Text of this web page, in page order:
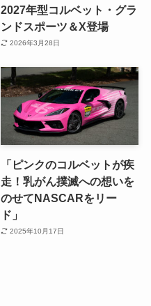
2027年型コルベット・グラ
ンドスポーツ＆X登場
2026年3月28日
「ピンクのコルベットが疾
走！乳がん撲滅への想いを
のせてNASCARをリー
ド」
2025年10月17日